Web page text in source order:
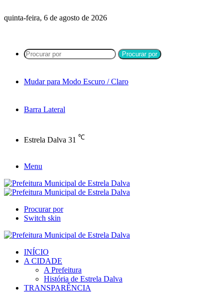
quinta-feira, 6 de agosto de 2026
Procurar por
Mudar para Modo Escuro / Claro
Barra Lateral
Estrela Dalva 31 ℃
Menu
Procurar por
Switch skin
INÍCIO
A CIDADE
A Prefeitura
História de Estrela Dalva
TRANSPARÊNCIA